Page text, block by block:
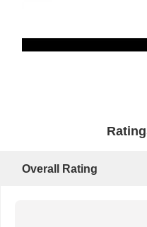
Overall Rating